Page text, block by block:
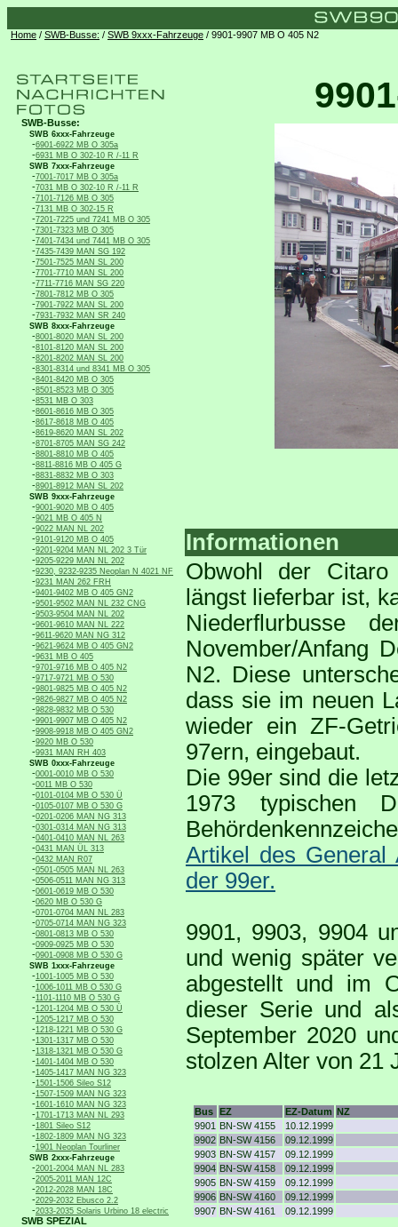
Home / SWB-Busse: / SWB 9xxx-Fahrzeuge / 9901-9907 MB O 405 N2
SWB-Busse:
SWB 6xxx-Fahrzeuge
-6901-6922 MB O 305a
-6931 MB O 302-10 R /-11 R
SWB 7xxx-Fahrzeuge
-7001-7017 MB O 305a
-7031 MB O 302-10 R /-11 R
-7101-7126 MB O 305
-7131 MB O 302-15 R
-7201-7225 und 7241 MB O 305
-7301-7323 MB O 305
-7401-7434 und 7441 MB O 305
-7435-7439 MAN SG 192
-7501-7525 MAN SL 200
-7701-7710 MAN SL 200
-7711-7716 MAN SG 220
-7801-7812 MB O 305
-7901-7922 MAN SL 200
-7931-7932 MAN SR 240
SWB 8xxx-Fahrzeuge
-8001-8020 MAN SL 200
-8101-8120 MAN SL 200
-8201-8202 MAN SL 200
-8301-8314 und 8341 MB O 305
-8401-8420 MB O 305
-8501-8523 MB O 305
-8531 MB O 303
-8601-8616 MB O 305
-8617-8618 MB O 405
-8619-8620 MAN SL 202
-8701-8705 MAN SG 242
-8801-8810 MB O 405
-8811-8816 MB O 405 G
-8831-8832 MB O 303
-8901-8912 MAN SL 202
SWB 9xxx-Fahrzeuge
-9001-9020 MB O 405
-9021 MB O 405 N
-9022 MAN NL 202
-9101-9120 MB O 405
-9201-9204 MAN NL 202 3 Tür
-9205-9229 MAN NL 202
-9230, 9232-9235 Neoplan N 4021 NF
-9231 MAN 262 FRH
-9401-9402 MB O 405 GN2
-9501-9502 MAN NL 232 CNG
-9503-9504 MAN NL 202
-9601-9610 MAN NL 222
-9611-9620 MAN NG 312
-9621-9624 MB O 405 GN2
-9631 MB O 405
-9701-9716 MB O 405 N2
-9717-9721 MB O 530
-9801-9825 MB O 405 N2
-9826-9827 MB O 405 N2
-9828-9832 MB O 530
-9901-9907 MB O 405 N2
-9908-9918 MB O 405 GN2
-9920 MB O 530
-9931 MAN RH 403
SWB 0xxx-Fahrzeuge
-0001-0010 MB O 530
-0011 MB O 530
-0101-0104 MB O 530 Ü
-0105-0107 MB O 530 G
-0201-0206 MAN NG 313
-0301-0314 MAN NG 313
-0401-0410 MAN NL 263
-0431 MAN ÜL 313
-0432 MAN R07
-0501-0505 MAN NL 263
-0506-0511 MAN NG 313
-0601-0619 MB O 530
-0620 MB O 530 G
-0701-0704 MAN NL 283
-0705-0714 MAN NG 323
-0801-0813 MB O 530
-0909-0925 MB O 530
-0901-0908 MB O 530 G
SWB 1xxx-Fahrzeuge
-1001-1005 MB O 530
-1006-1011 MB O 530 G
-1101-1110 MB O 530 G
-1201-1204 MB O 530 Ü
-1205-1217 MB O 530
-1218-1221 MB O 530 G
-1301-1317 MB O 530
-1318-1321 MB O 530 G
-1401-1404 MB O 530
-1405-1417 MAN NG 323
-1501-1506 Sileo S12
-1507-1509 MAN NG 323
-1601-1610 MAN NG 323
-1701-1713 MAN NL 293
-1801 Sileo S12
-1802-1809 MAN NG 323
-1901 Neoplan Tourliner
SWB 2xxx-Fahrzeuge
-2001-2004 MAN NL 283
-2005-2011 MAN 12C
-2012-2028 MAN 18C
-2029-2032 Ebusco 2.2
-2033-2035 Solaris Urbino 18 electric
SWB SPEZIAL
Informationen
Obwohl der
längst lieferbar ist,
Niederflurbusse
November/Anfang
N2. Diese
dass sie im neuen
wieder ein ZF-
97ern, eingebaut.
Die 99er sind die
1973 typischen
Artikel des General
der 99er.
9901, 9903, 9904
und wenig später
abgestellt und im
dieser Serie und
September 2020
stolzen Alter von 21
Bus EZ EZ-Datum NZ
9901 BN-SW 4155
10.12.1999
9902 BN-SW 4156
09.12.1999
9903 BN-SW 4157
09.12.1999
9904 BN-SW 4158
09.12.1999
9905 BN-SW 4159
09.12.1999
9906 BN-SW 4160
09.12.1999
9907 BN-SW 4161 09.12.1999